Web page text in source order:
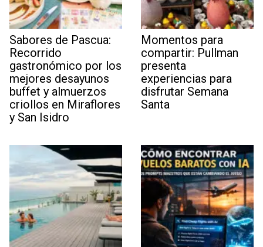
Sabores de Pascua:
Recorrido
gastronómico por los
mejores desayunos
buffet y almuerzos
criollos en Miraflores
y San Isidro
Momentos para
compartir: Pullman
presenta
experiencias para
disfrutar Semana
Santa